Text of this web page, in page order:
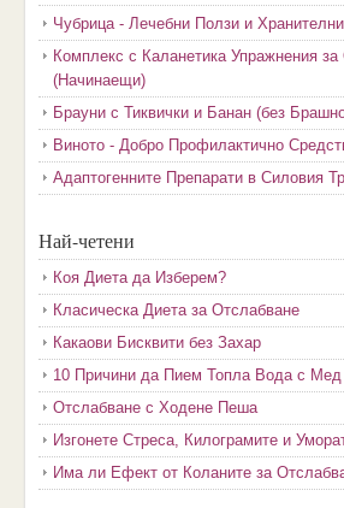
Чубрица - Лечебни Ползи и
Комплекс с Каланетика Упражнения
(Начинаещи)
Брауни с Тиквички и Банан (без
Виното - Добро Профилактично
Адаптогенните Препарати в Силовия
Най-четени
Коя Диета да Изберем?
Класическа Диета за Отслабване
Какаови Бисквити без Захар
10 Причини да Пием Топла Вода с Мед
Отслабване с Ходене Пеша
Изгонете Стреса, Килограмите и
Има ли Ефект от Коланите за